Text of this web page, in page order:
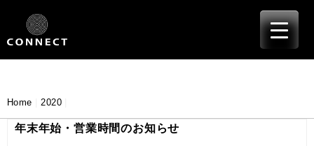
content
Home |2020|
年末年始・営業時間のお知らせ